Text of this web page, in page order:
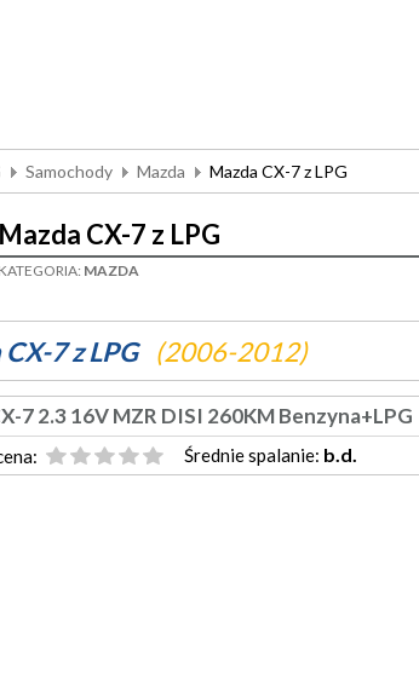
Samochody Mazda Mazda CX-7 z LPG
Mazda CX-7 z LPG
KATEGORIA: MAZDA
7 z LPG (2006-2012)
7 2.3 16V MZR DISI 260KM Benzyna+LPG
Średnie spalanie: b.d.